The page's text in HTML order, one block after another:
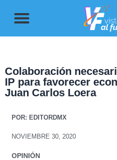
Colaboración
IP para favorecer
Juan Carlos Loera
POR: EDITORDMX
NOVIEMBRE 30, 2020
OPINIÓN